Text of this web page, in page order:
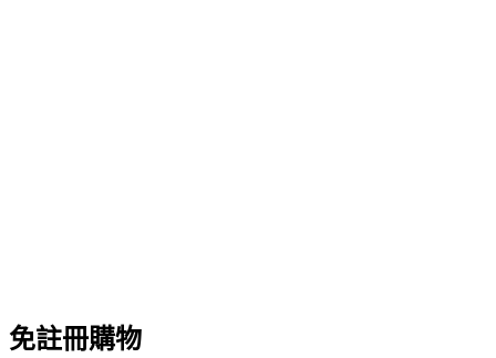
免註冊購物